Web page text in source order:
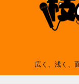
広く、浅く、